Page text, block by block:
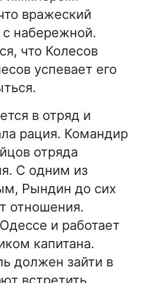
вражеский
набережной.
что Колесов
успевает его
в отряд и
рация. Командир
отряда
С одним из
Рындин до сих
отношения.
и работает
капитана.
должен зайти в
встретить